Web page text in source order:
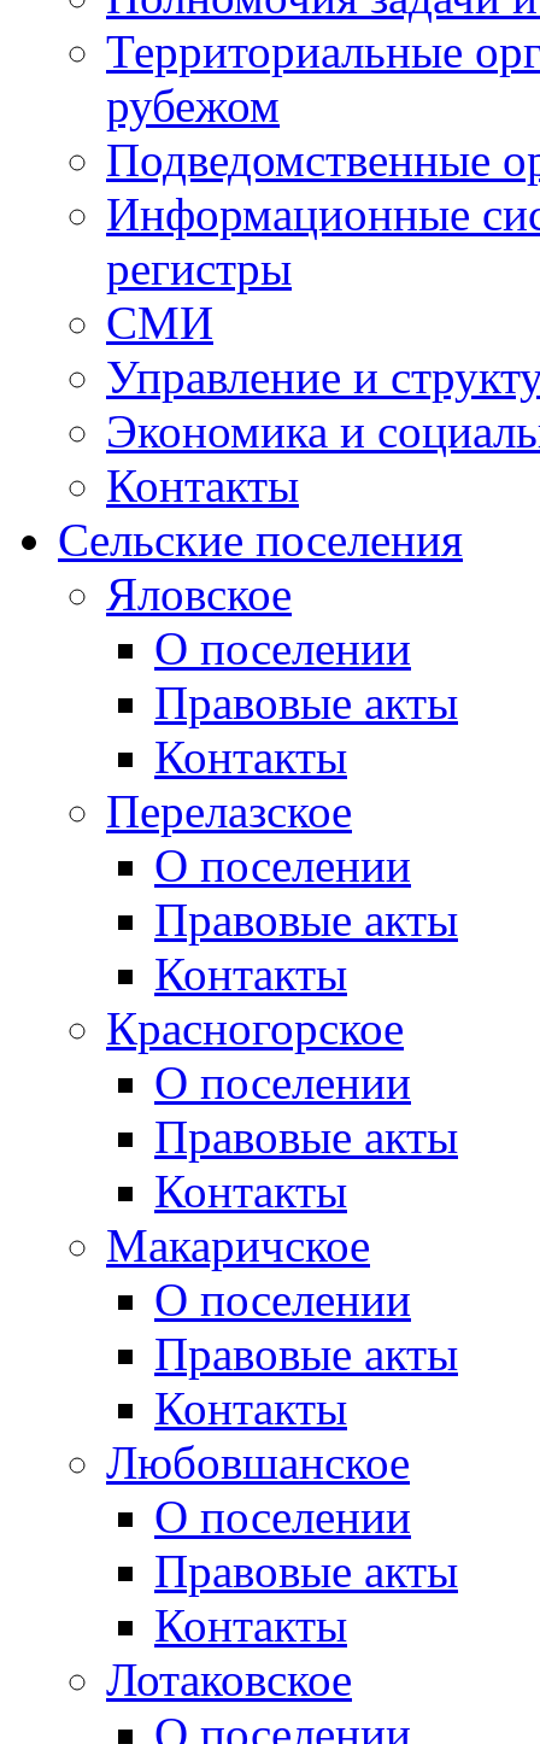
Территориальные
рубежом
Подведомственные
Информационные
регистры
СМИ
Управление и
Экономика и
Контакты
Сельские поселения
Яловское
О поселении
Правовые акты
Контакты
Перелазское
О поселении
Правовые акты
Контакты
Красногорское
О поселении
Правовые акты
Контакты
Макаричское
О поселении
Правовые акты
Контакты
Любовшанское
О поселении
Правовые акты
Контакты
Лотаковское
О поселении